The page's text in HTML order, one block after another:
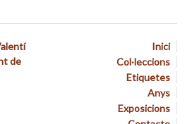
Inici
Col·leccions
Etiquetes
Anys
Exposicions
de